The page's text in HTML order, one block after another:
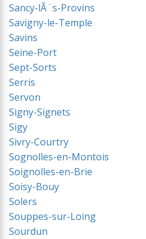
Sancy-lÃ¨s-Provins
Savigny-le-Temple
Savins
Seine-Port
Sept-Sorts
Serris
Servon
Signy-Signets
Sigy
Sivry-Courtry
Sognolles-en-Montois
Soignolles-en-Brie
Soisy-Bouy
Solers
Souppes-sur-Loing
Sourdun